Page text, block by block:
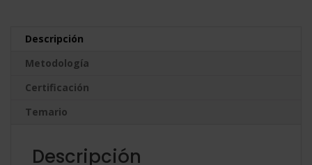
Dirección
Empresas
Descripción
Metodología
Certificación
Temario
Descripción